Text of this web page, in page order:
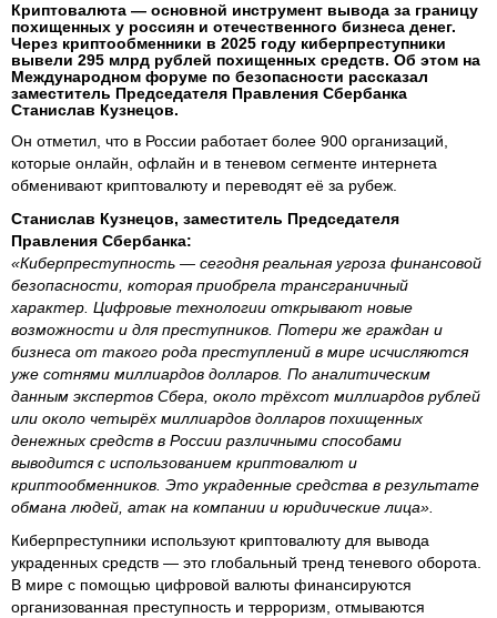
Криптовалюта — основной инструмент вывода за границу
похищенных у россиян и отечественного бизнеса денег.
Через криптообменники в 2025 году киберпреступники
вывели 295 млрд рублей похищенных средств. Об этом на
Международном форуме по безопасности рассказал
заместитель Председателя Правления Сбербанка
Станислав Кузнецов.
Он отметил, что в России работает более 900 организаций,
которые онлайн, офлайн и в теневом сегменте интернета
обменивают криптовалюту и переводят её за рубеж.
Станислав Кузнецов, заместитель Председателя
Правления Сбербанка:
«Киберпреступность ― сегодня реальная угроза финансовой
безопасности, которая приобрела трансграничный
характер. Цифровые технологии открывают новые
возможности и для преступников. Потери же граждан и
бизнеса от такого рода преступлений в мире исчисляются
уже сотнями миллиардов долларов. По аналитическим
данным экспертов Сбера, около трёхсот миллиардов рублей
или около четырёх миллиардов долларов похищенных
денежных средств в России различными способами
выводится с использованием криптовалют и
криптообменников. Это украденные средства в результате
обмана людей, атак на компании и юридические лица».
Киберпреступники используют криптовалюту для вывода
украденных средств ― это глобальный тренд теневого оборота.
В мире с помощью цифровой валюты финансируются
организованная преступность и терроризм, отмываются